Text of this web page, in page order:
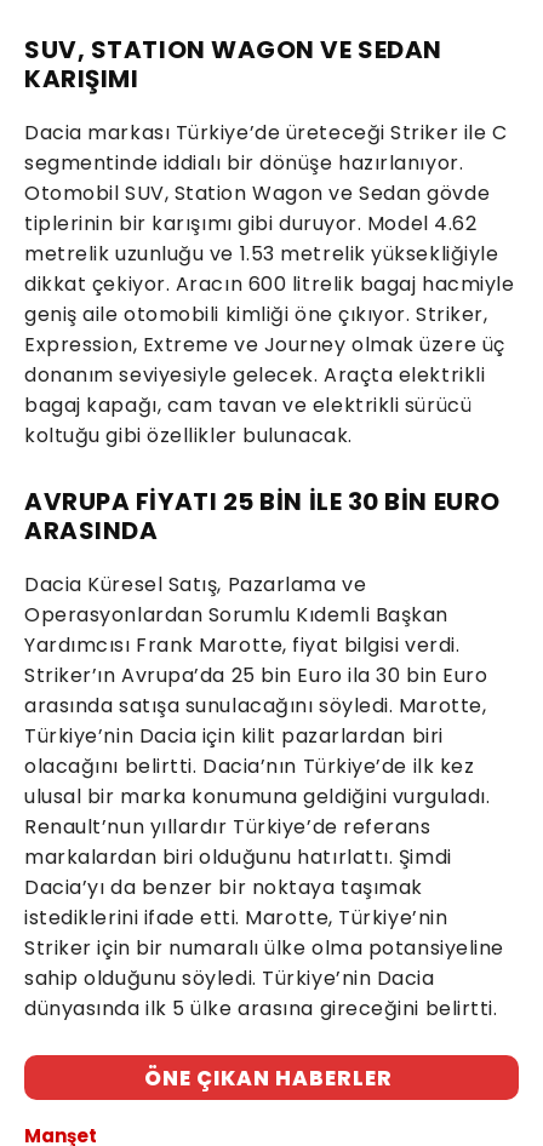
SUV, STATION WAGON VE SEDAN
KARIŞIMI
Dacia markası Türkiye’de üreteceği Striker ile C
segmentinde iddialı bir dönüşe hazırlanıyor.
Otomobil SUV, Station Wagon ve Sedan gövde
tiplerinin bir karışımı gibi duruyor. Model 4.62
metrelik uzunluğu ve 1.53 metrelik yüksekliğiyle
dikkat çekiyor. Aracın 600 litrelik bagaj hacmiyle
geniş aile otomobili kimliği öne çıkıyor. Striker,
Expression, Extreme ve Journey olmak üzere üç
donanım seviyesiyle gelecek. Araçta elektrikli
bagaj kapağı, cam tavan ve elektrikli sürücü
koltuğu gibi özellikler bulunacak.
AVRUPA FİYATI 25 BİN İLE 30 BİN EURO
ARASINDA
Dacia Küresel Satış, Pazarlama ve
Operasyonlardan Sorumlu Kıdemli Başkan
Yardımcısı Frank Marotte, fiyat bilgisi verdi.
Striker’ın Avrupa’da 25 bin Euro ila 30 bin Euro
arasında satışa sunulacağını söyledi. Marotte,
Türkiye’nin Dacia için kilit pazarlardan biri
olacağını belirtti. Dacia’nın Türkiye’de ilk kez
ulusal bir marka konumuna geldiğini vurguladı.
Renault’nun yıllardır Türkiye’de referans
markalardan biri olduğunu hatırlattı. Şimdi
Dacia’yı da benzer bir noktaya taşımak
istediklerini ifade etti. Marotte, Türkiye’nin
Striker için bir numaralı ülke olma potansiyeline
sahip olduğunu söyledi. Türkiye’nin Dacia
dünyasında ilk 5 ülke arasına gireceğini belirtti.
ÖNE ÇIKAN HABERLER
Manşet